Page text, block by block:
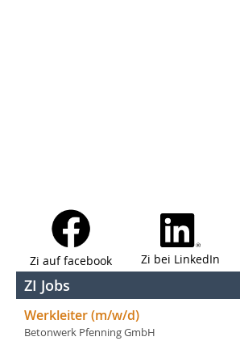
Zi auf facebook Zi bei LinkedIn
ZI Jobs
Werkleiter (m/w/d)
Betonwerk Pfenning GmbH